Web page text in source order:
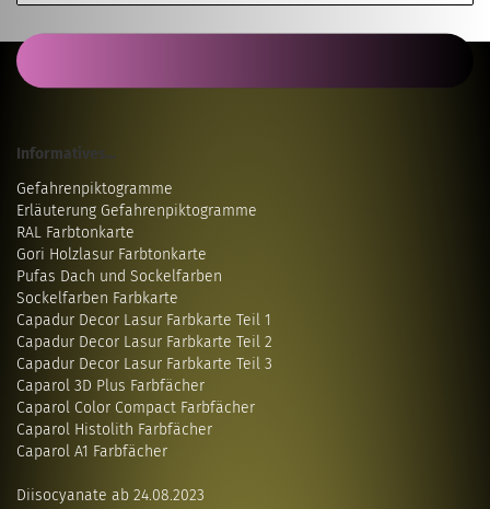
Informatives...
Gefahrenpiktogramme
Erläuterung Gefahrenpiktogramme
RAL Farbtonkarte
Gori Holzlasur Farbtonkarte
Pufas Dach und Sockelfarben
Sockelfarben Farbkarte
Capadur Decor Lasur Farbkarte Teil 1
Capadur Decor Lasur Farbkarte Teil 2
Capadur Decor Lasur Farbkarte Teil 3
Caparol 3D Plus Farbfächer
Caparol Color Compact Farbfächer
Caparol Histolith Farbfächer
Caparol A1 Farbfächer
Diisocyanate ab 24.08.2023